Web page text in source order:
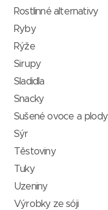
Rostlinné alternativy
Ryby
Rýže
Sirupy
Sladidla
Snacky
Sušené ovoce a plody
Sýr
Těstoviny
Tuky
Uzeniny
Výrobky ze sóji